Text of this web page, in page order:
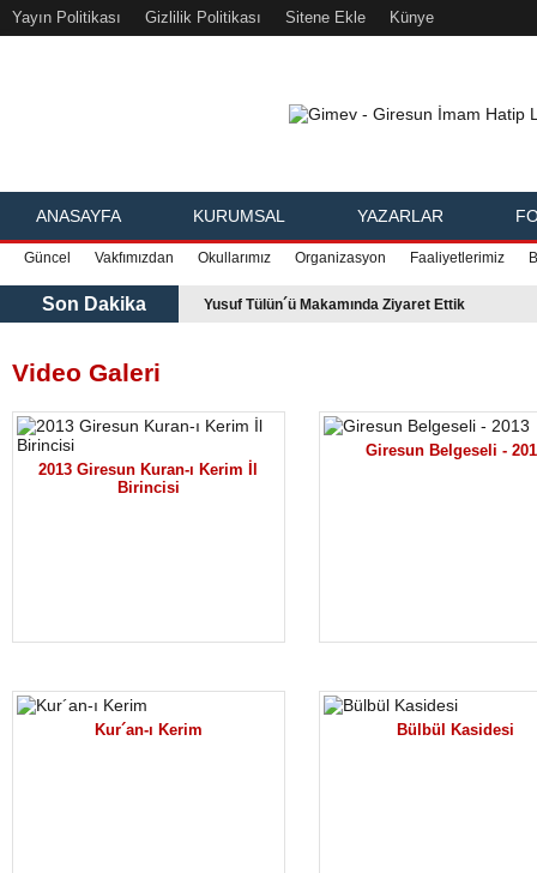
Yayın Politikası Gizlilik Politikası Sitene Ekle Künye
ANASAYFA KURUMSAL YAZARLAR
Güncel Vakfımızdan Okullarımız Organizasyon Faaliyetlerimiz
Son Dakika Yusuf Tülün´ü Makamında Ziyaret Ettik
Video Galeri
2013 Giresun Kuran-ı Kerim İl
Birincisi
Giresun Belgeseli -
Kur´an-ı Kerim Bülbül Kasidesi